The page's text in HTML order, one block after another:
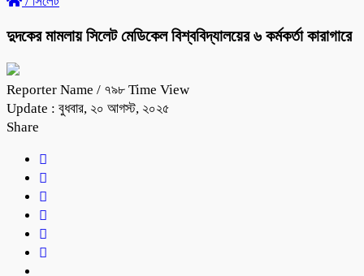
দুদকের মামলায় সিলেট মেডিকেল বিশ্ববিদ্যালয়ের ৬ কর্মকর্তা কারাগারে
Reporter Name / ৭৯৮ Time View
Update : বুধবার, ২০ আগস্ট, ২০২৫
Share